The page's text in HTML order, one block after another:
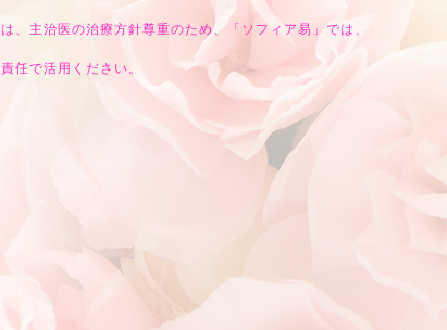
、主治医の治療方針尊重のため、「ソフィア易」では、
任で活用ください。